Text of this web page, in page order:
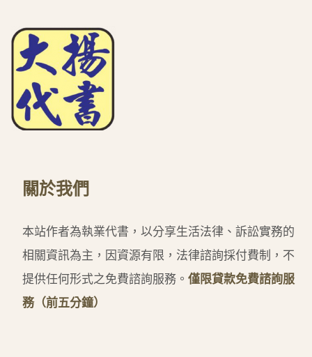
關於我們
本站作者為執業代書，以分享生活法律、訴訟實務的
相關資訊為主，因資源有限，法律諮詢採付費制，不
提供任何形式之免費諮詢服務。 僅限貸款免費諮詢服
務（前五分鐘）